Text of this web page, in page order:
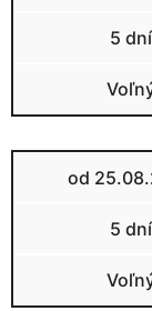
5 dní
od
5 dní